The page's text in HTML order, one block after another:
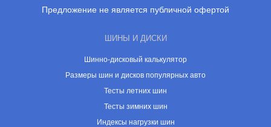
Предложение не является публичной офертой
ШИНЫ И ДИСКИ
Шинно-дисковый калькулятор
Размеры шин и дисков популярных авто
Тесты летних шин
Тесты зимних шин
Индексы нагрузки шин